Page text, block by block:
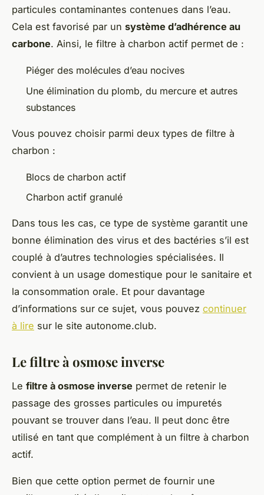
particules contaminantes contenues dans l’eau.
Cela est favorisé par un système d’adhérence au
carbone. Ainsi, le filtre à charbon actif permet de :
Piéger des molécules d’eau nocives
Une élimination du plomb, du mercure et autres
substances
Vous pouvez choisir parmi deux types de filtre à
charbon :
Blocs de charbon actif
Charbon actif granulé
Dans tous les cas, ce type de système garantit une
bonne élimination des virus et des bactéries s’il est
couplé à d’autres technologies spécialisées. Il
convient à un usage domestique pour le sanitaire et
la consommation orale. Et pour davantage
d’informations sur ce sujet, vous pouvez continuer
à lire sur le site autonome.club.
Le filtre à osmose inverse
Le filtre à osmose inverse permet de retenir le
passage des grosses particules ou impuretés
pouvant se trouver dans l’eau. Il peut donc être
utilisé en tant que complément à un filtre à charbon
actif.
Bien que cette option permet de fournir une